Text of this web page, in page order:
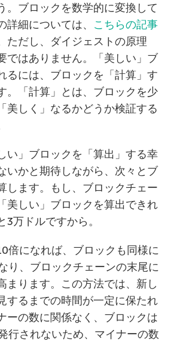
。ブロックを数学的に変換して
細については、 こちらの記事
ただし、ダイジェストの原理
ではありません。「美しい」ブ
るには、ブロックを「計算」す
。「計算」とは、ブロックを少
美しく」なるかどうか検証する
い」ブロックを「算出」する幸
いかと期待しながら、次々とブ
します。もし、ブロックチェー
美しい」ブロックを算出できれ
3万ドルですから。
倍になれば、ブロックも同様に
り、ブロックチェーンの末尾に
まります。この方法では、新し
するまでの時間が一定に保たれ
ーの数に関係なく、ブロックは
行されないため、マイナーの数